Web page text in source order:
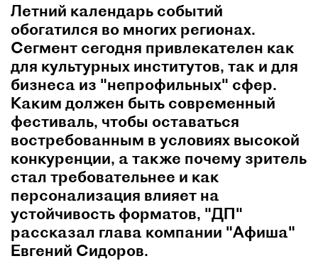
Летний календарь событий
обогатился во многих регионах.
Сегмент сегодня привлекателен как
для культурных институтов, так и для
бизнеса из "непрофильных" сфер.
Каким должен быть современный
фестиваль, чтобы оставаться
востребованным в условиях высокой
конкуренции, а также почему зритель
стал требовательнее и как
персонализация влияет на
устойчивость форматов, "ДП"
рассказал глава компании "Афиша"
Евгений Сидоров.